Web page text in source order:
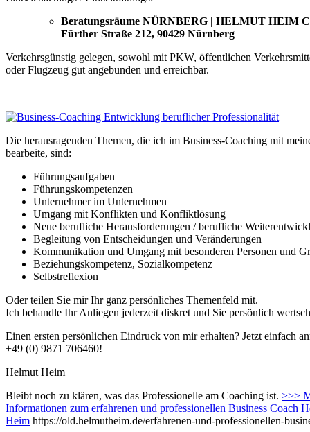
Beratungsräume NÜRNBERG | HELMUT HEIM
Fürther Straße 212, 90429 Nürnberg
Verkehrsgünstig gelegen, sowohl mit PKW, öffentlichen
oder Flugzeug gut angebunden und erreichbar.
Die herausragenden Themen, die ich im Business-Coaching mit
bearbeite, sind:
Führungsaufgaben
Führungskompetenzen
Unternehmer im Unternehmen
Umgang mit Konflikten und Konfliktlösung
Neue berufliche Herausforderungen / berufliche
Begleitung von Entscheidungen und Veränderungen
Kommunikation und Umgang mit besonderen Personen und
Beziehungskompetenz, Sozialkompetenz
Selbstreflexion
Oder teilen Sie mir Ihr ganz persönliches Themenfeld mit.
Ich behandle Ihr Anliegen jederzeit diskret und Sie persönlich
Einen ersten persönlichen Eindruck von mir erhalten? Jetzt einfach
+49 (0) 9871 706460!
Helmut Heim
Bleibt noch zu klären, was das Professionelle am Coaching ist. >>>
Informationen zum erfahrenen und professionellen Business Coach
Heim https://old.helmutheim.de/erfahrenen-und-professionellen-